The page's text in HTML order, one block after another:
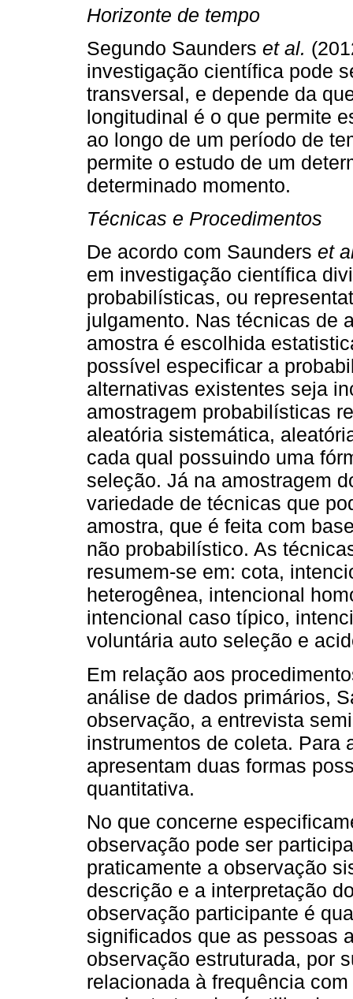
Horizonte de tempo
Segundo Saunders et al.
investigação científica pode
transversal, e depende da
longitudinal é o que permite
ao longo de um período de
permite o estudo de um
determinado momento.
Técnicas e Procedimentos
De acordo com Saunders et
em investigação científica
probabilísticas, ou
julgamento. Nas técnicas de
amostra é escolhida
possível especificar a
alternativas existentes seja
amostragem probabilísticas
aleatória sistemática,
cada qual possuindo uma
seleção. Já na amostragem
variedade de técnicas que
amostra, que é feita com
não probabilístico. As
resumem-se em: cota,
heterogênea, intencional
intencional caso típico,
voluntária auto seleção e
Em relação aos
análise de dados primários,
observação, a entrevista
instrumentos de coleta. Para
apresentam duas formas
quantitativa.
No que concerne
observação pode ser
praticamente a observação
descrição e a interpretação
observação participante é
significados que as pessoas
observação estruturada, por
relacionada à frequência